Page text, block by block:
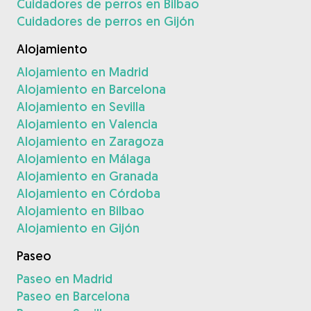
Cuidadores de perros en Bilbao
Cuidadores de perros en Gijón
Alojamiento
Alojamiento en Madrid
Alojamiento en Barcelona
Alojamiento en Sevilla
Alojamiento en Valencia
Alojamiento en Zaragoza
Alojamiento en Málaga
Alojamiento en Granada
Alojamiento en Córdoba
Alojamiento en Bilbao
Alojamiento en Gijón
Paseo
Paseo en Madrid
Paseo en Barcelona